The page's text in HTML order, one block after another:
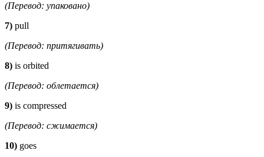
(Перевод: упаковано)
7) pull
(Перевод: притягивать)
8) is orbited
(Перевод: облетается)
9) is compressed
(Перевод: сжимается)
10) goes